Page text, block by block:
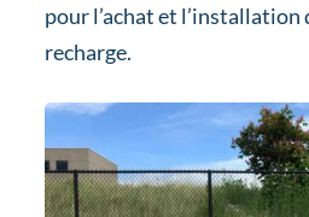
pour l’achat et l’installation
recharge.